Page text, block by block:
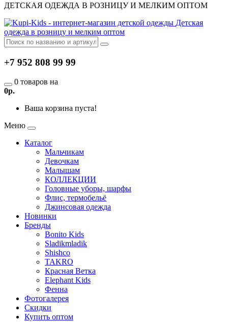
ДЕТСКАЯ ОДЕЖДА В РОЗНИЦУ И МЕЛКИМ ОПТОМ
Детская
одежда в розницу и мелким оптом
+7 952 808 99 99
0 товаров на
0р.
Ваша корзина пуста!
Меню
Каталог
Мальчикам
Девочкам
Малышам
КОЛЛЕКЦИИ
Головные уборы, шарфы
Флис, термобельё
Джинсовая одежда
Новинки
Бренды
Bonito Kids
Sladikmladik
Shishco
TAKRO
Красная Ветка
Elephant Kids
Фенна
Фотогалерея
Скидки
Купить оптом